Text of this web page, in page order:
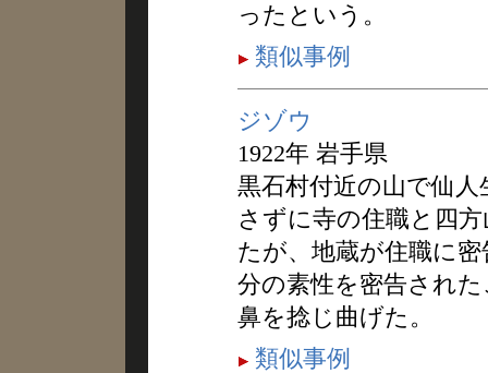
ったという。
類似事例
ジゾウ
1922年 岩手県
黒石村付近の山で仙
さずに寺の住職と四
たが、地蔵が住職に
分の素性を密告され
鼻を捻じ曲げた。
類似事例